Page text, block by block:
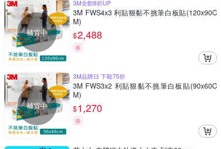
補貨中
3M全館8折UP
3M FWS4x3 利貼狠黏不挑筆白板貼(120x90C
M)
$2,488
券
補貨中
3M品牌日 下殺75折
3M FWS3x2 利貼狠黏不挑筆白板貼(90x60C
M)
$1,270
券